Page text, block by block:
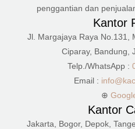
penggantian dan
Kantor
Jl. Margajaya Raya No.131,
Ciparay, Bandung,
Telp./WhatsApp :
Email :
⊕
Kantor
Jakarta, Bogor, Depok,